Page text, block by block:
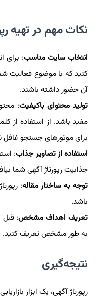
نکات مهم در تهیه
انتخاب سایت مناسب: برای
کنید که با موضوع فعالیت
آن حضور داشته باشند.
تولید محتوای باکیفیت:
مفید باشد. از استفاده از
برای موتورهای جستجو غافل
استفاده از تصاویر جذاب:
جذابیت رپورتاژ آگهی شما
توجه به ساختار مقاله:
باشد.
تعریف اهداف مشخص: قبل
به طور مشخص تعریف کنید.
نتیجه‌گیری
رپورتاژ آگهی، یک ابزار